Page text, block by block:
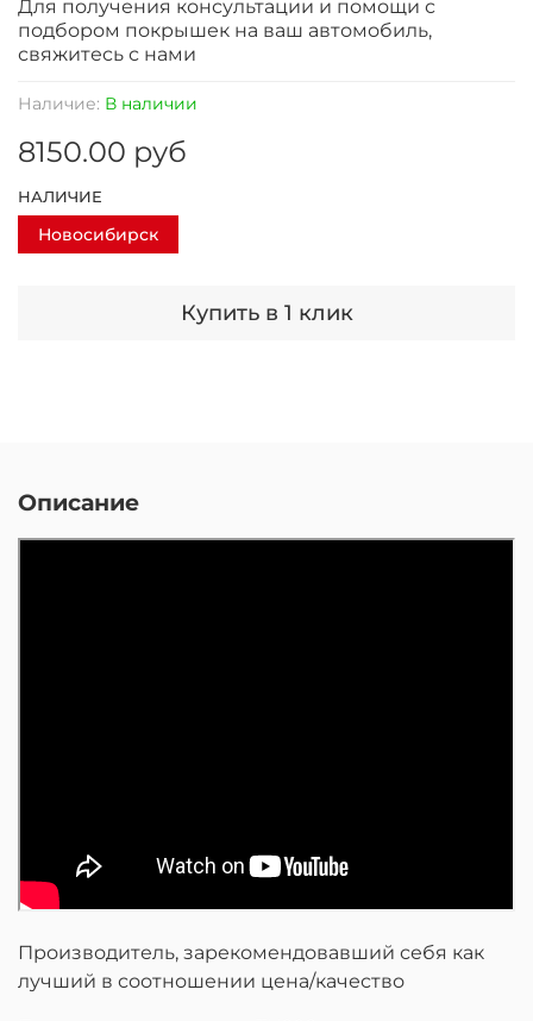
Наличие: В наличии
8150.00 руб
Купить в 1 клик
НАЛИЧИЕ
Новосибирск
Для получения консультации и помощи с
подбором покрышек на ваш автомобиль,
свяжитесь с нами
Описание
Производитель, зарекомендовавший себя как
лучший в соотношении цена/качество